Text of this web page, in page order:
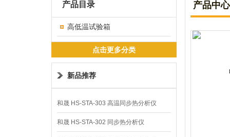
产品目录
高低温试验箱
点击更多分类
新品推荐
和晟 HS-STA-303 高温同步热分析仪
和晟 HS-STA-302 同步热分析仪
产品中心